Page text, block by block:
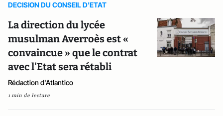
DECISION DU CONSEIL D'ETAT
La direction du lycée
musulman Averroès est «
convaincue » que le contrat
avec l'Etat sera rétabli
Rédaction d'Atlantico
1 min de lecture